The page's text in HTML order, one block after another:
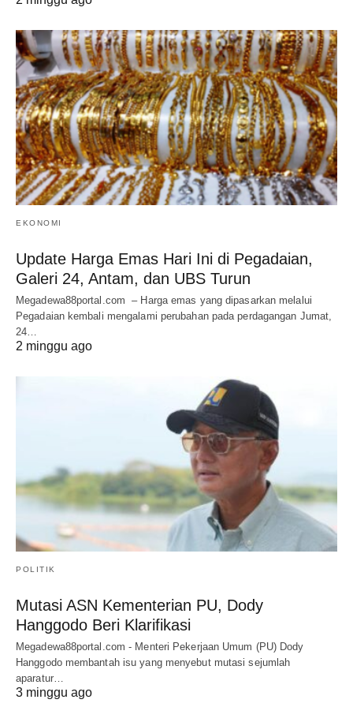
EKONOMI
Update Harga Emas Hari Ini di Pegadaian,
Galeri 24, Antam, dan UBS Turun
Megadewa88portal.com – Harga emas yang dipasarkan melalui
Pegadaian kembali mengalami perubahan pada perdagangan Jumat,
24…
2 minggu ago
POLITIK
Mutasi ASN Kementerian PU, Dody
Hanggodo Beri Klarifikasi
Megadewa88portal.com - Menteri Pekerjaan Umum (PU) Dody
Hanggodo membantah isu yang menyebut mutasi sejumlah
aparatur…
3 minggu ago